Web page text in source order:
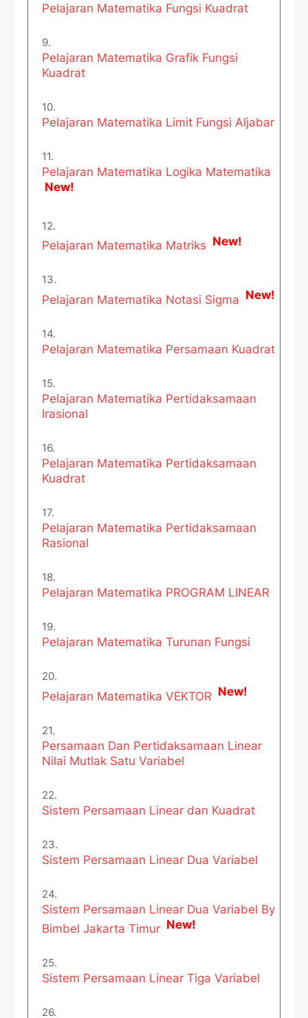
Pelajaran Matematika Fungsi Kuadrat
Pelajaran Matematika Grafik Fungsi
Kuadrat
Pelajaran Matematika Limit Fungsi Aljabar
Pelajaran Matematika Logika Matematika
New!
Pelajaran Matematika Matriks New!
Pelajaran Matematika Notasi Sigma New!
Pelajaran Matematika Persamaan Kuadrat
Pelajaran Matematika Pertidaksamaan
Irasional
Pelajaran Matematika Pertidaksamaan
Kuadrat
Pelajaran Matematika Pertidaksamaan
Rasional
Pelajaran Matematika PROGRAM LINEAR
Pelajaran Matematika Turunan Fungsi
Pelajaran Matematika VEKTOR New!
Persamaan Dan Pertidaksamaan Linear
Nilai Mutlak Satu Variabel
Sistem Persamaan Linear dan Kuadrat
Sistem Persamaan Linear Dua Variabel
Sistem Persamaan Linear Dua Variabel By
Bimbel Jakarta Timur New!
Sistem Persamaan Linear Tiga Variabel